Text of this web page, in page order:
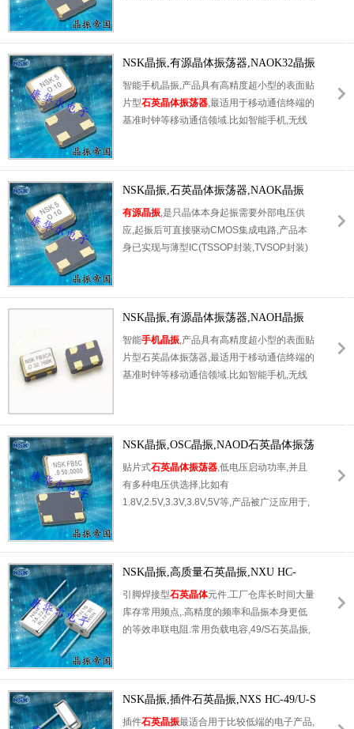
品特点,产品本身编带包装方式,可对应自动高
速贴片机应用,以及高温回流焊接(产品无铅对
应),为无铅产品.
NSK晶振,有源晶体振荡器,NAOK32晶振
智能手机晶振,产品具有高精度超小型的表面贴
片型石英晶体振荡器,最适用于移动通信终端的
基准时钟等移动通信领域.比如智能手机,无线
钟源用频率,贴片晶振具有优良的电气特性,耐
环境性能适用于移动通信领域,满足无铅焊接的
高温回流温度曲线要求.
NSK晶振,石英晶体振荡器,NAOK晶振
有源晶振,是只晶体本身起振需要外部电压供
应,起振后可直接驱动CMOS集成电路,产品本
身已实现与薄型IC(TSSOP封装,TVSOP封装)
(无铅对应)产品有几种电压供选
1.8V,2.5V,3V3.3V,5V,以应对不同IC产品需要.
NSK晶振,有源晶体振荡器,NAOH晶振
智能手机晶振,产品具有高精度超小型的表面贴
片型石英晶体振荡器,最适用于移动通信终端的
基准时钟等移动通信领域.比如智能手机,无线
钟源用频率,贴片晶振具有优良的电气特性,耐
环境性能适用于移动通信领域,满足无铅焊接的
高温回流温度曲线要求.
NSK晶振,OSC晶振,NAOD石英晶体振荡
器
贴片式石英晶体振荡器,低电压启动功率,并且
有多种电压供选择,比如有
1.8V,2.5V,3.3V,3.8V,5V等,产品被广泛应用于,
SDH/SONET发射基站等领域.符合RoHS/无铅.
NSK晶振,高质量石英晶振,NXU HC-
49/U晶振
引脚焊接型石英晶体元件.工厂仓库长时间大量
库存常用频点,.高精度的频率和晶振本身更低
的等效串联电阻.常用负载电容,49/S石英晶振,
常规电器数码产品等的最佳选择.符合RoHS/无
铅.
NSK晶振,插件石英晶振,NXS HC-49/U-S
晶振
插件石英晶振最适合用于比较低端的电子产品,